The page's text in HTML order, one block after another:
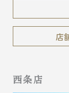
店
西条店